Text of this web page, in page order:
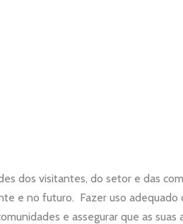
dos visitantes, do setor e das
e no futuro. Fazer uso adequado
e assegurar que as